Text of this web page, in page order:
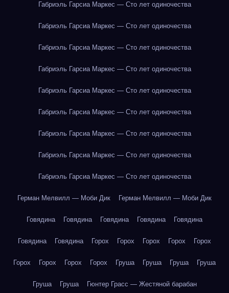
Габриэль Гарсиа Маркес — Сто лет одиночества
Габриэль Гарсиа Маркес — Сто лет одиночества
Габриэль Гарсиа Маркес — Сто лет одиночества
Габриэль Гарсиа Маркес — Сто лет одиночества
Габриэль Гарсиа Маркес — Сто лет одиночества
Габриэль Гарсиа Маркес — Сто лет одиночества
Габриэль Гарсиа Маркес — Сто лет одиночества
Габриэль Гарсиа Маркес — Сто лет одиночества
Габриэль Гарсиа Маркес — Сто лет одиночества
Герман Мелвилл — Моби Дик Герман Мелвилл — Моби Дик
Говядина Говядина Говядина Говядина Говядина
Говядина Говядина Горох Горох Горох Горох Горох
Горох Горох Горох Горох Груша Груша Груша Груша
Груша Груша Гюнтер Грасс — Жестяной барабан